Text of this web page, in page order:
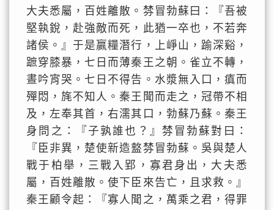
大夫悉屬，百姓離散。棼冒勃蘇曰：『吾被
堅執銳，赴強敵而死，此猶一卒也，不若奔
諸侯。』于是嬴糧潛行，上崢山，踰深谿，
蹠穿膝暴，七日而薄秦王之朝。雀立不轉，
晝吟宵哭。七日不得告。水漿無入口，瘨而
殫悶，旄不知人。秦王聞而走之，冠帶不相
及，左奉其首，右濡其口，勃蘇乃蘇。秦王
身問之：『子孰誰也？』棼冒勃蘇對曰：
『臣非異，楚使新造盩棼冒勃蘇。吳與楚人
戰于柏舉，三戰入郢，寡君身出，大夫悉
屬，百姓離散。使下臣來告亡，且求救。』
秦王顧令起：『寡人聞之，萬乘之君，得罪